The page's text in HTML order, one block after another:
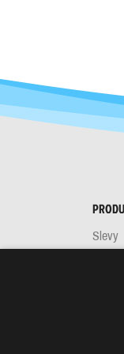
Slevy